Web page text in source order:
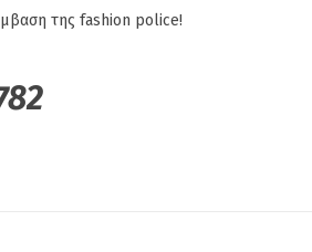
της fashion police!